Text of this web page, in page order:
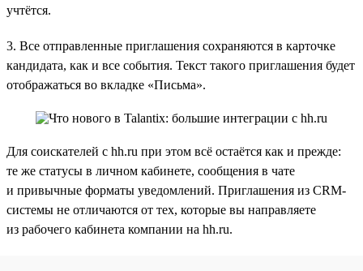
учтётся.
3. Все отправленные приглашения сохраняются в карточке
кандидата, как и все события. Текст такого приглашения будет
отображаться во вкладке «Письма».
Для соискателей с hh.ru при этом всё остаётся как и прежде:
те же статусы в личном кабинете, сообщения в чате
и привычные форматы уведомлений. Приглашения из CRM-
системы не отличаются от тех, которые вы направляете
из рабочего кабинета компании на hh.ru.